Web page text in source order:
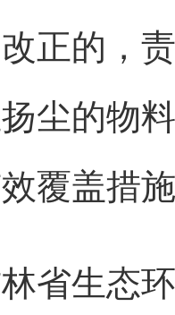
正的，
尘的物
覆盖措
生态环